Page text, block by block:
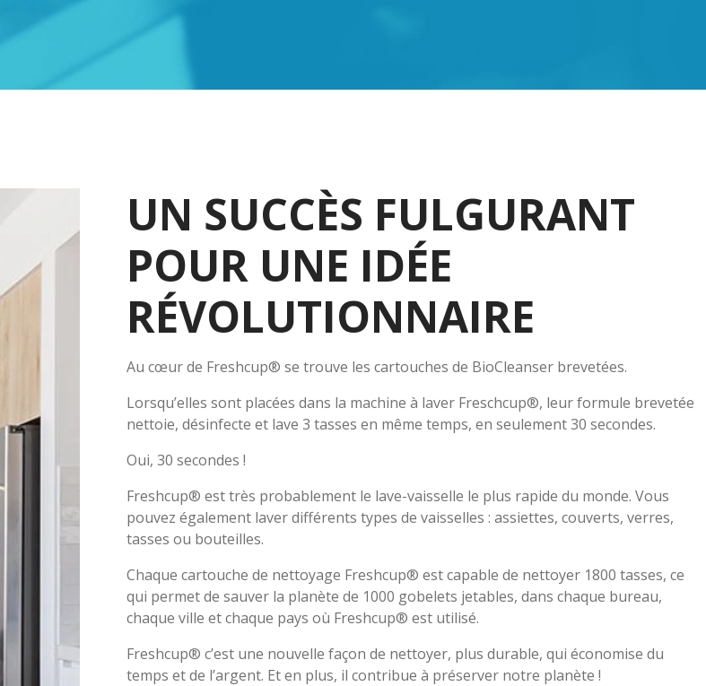
UN SUCCÈS FULGURANT
POUR UNE IDÉE
RÉVOLUTIONNAIRE
Au cœur de Freshcup® se trouve les cartouches de BioCleanser brevetées.
Lorsqu’elles sont placées dans la machine à laver Freschcup®, leur formule brevetée
nettoie, désinfecte et lave 3 tasses en même temps, en seulement 30 secondes.
Oui, 30 secondes !
Freshcup® est très probablement le lave-vaisselle le plus rapide du monde. Vous
pouvez également laver différents types de vaisselles : assiettes, couverts, verres,
tasses ou bouteilles.
Chaque cartouche de nettoyage Freshcup® est capable de nettoyer 1800 tasses, ce
qui permet de sauver la planète de 1000 gobelets jetables, dans chaque bureau,
chaque ville et chaque pays où Freshcup® est utilisé.
Freshcup® c’est une nouvelle façon de nettoyer, plus durable, qui économise du
temps et de l’argent. Et en plus, il contribue à préserver notre planète !